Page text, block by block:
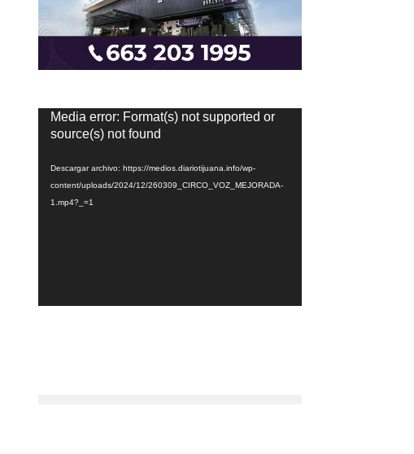
Reproductor
de
Media error: Format(s) not supported or
source(s) not found
Descargar archivo: https://medios.diariotijuana.info/wp-
content/uploads/2024/12/260309_CIRCO_VOZ_MEJORADA-
1.mp4?_=1